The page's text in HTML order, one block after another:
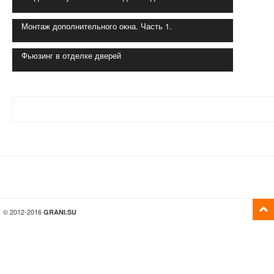
Монтаж дополнительного окна. Часть 1.
Фьюзинг в отделке дверей
© 2012-2016 GRANI.SU